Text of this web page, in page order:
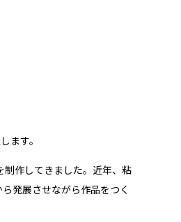
す。
作してきました。近年、粘
発展させながら作品をつく